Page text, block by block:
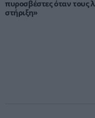
πυροσβέστες όταν τους
στήριξη»